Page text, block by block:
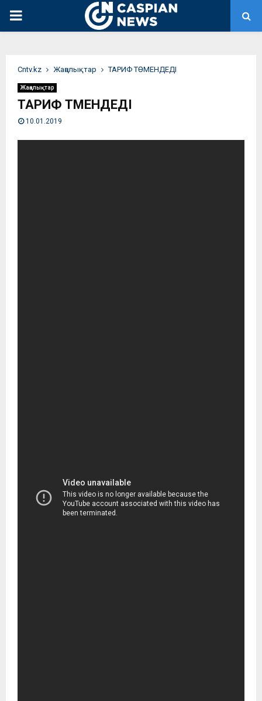
PRIMARY
Сntv.kz Жаңалықтар ТАРИФ ТӨМЕНДЕДІ
Жаңалықтар
ТАРИФ ТӨМЕНДЕДІ
10.01.2019